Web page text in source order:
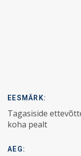
EESMÄRK:
Tagasiside
koha pealt
AEG: